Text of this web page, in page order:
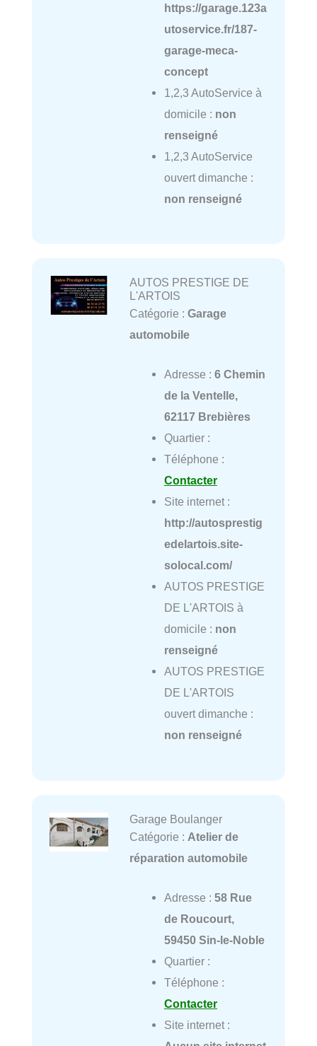
https://garage.123a
utoservice.fr/187-
garage-meca-
concept
1,2,3 AutoService à
domicile : non
renseigné
1,2,3 AutoService
ouvert dimanche :
non renseigné
AUTOS PRESTIGE DE
L'ARTOIS
Catégorie : Garage
automobile
Adresse : 6 Chemin
de la Ventelle,
62117 Brebières
Quartier :
Téléphone :
Contacter
Site internet :
http://autosprestig
edelartois.site-
solocal.com/
AUTOS PRESTIGE
DE L'ARTOIS à
domicile : non
renseigné
AUTOS PRESTIGE
DE L'ARTOIS
ouvert dimanche :
non renseigné
Garage Boulanger
Catégorie : Atelier de
réparation automobile
Adresse : 58 Rue
de Roucourt,
59450 Sin-le-Noble
Quartier :
Téléphone :
Contacter
Site internet :